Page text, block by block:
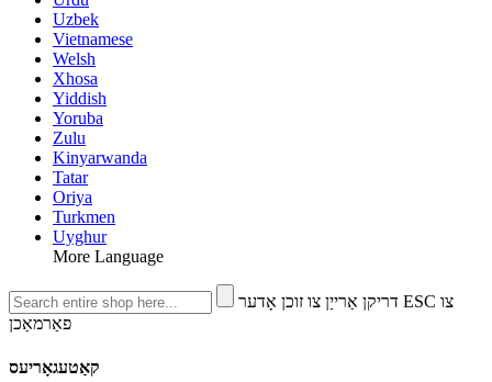
Uzbek
Vietnamese
Welsh
Xhosa
Yiddish
Yoruba
Zulu
Kinyarwanda
Tatar
Oriya
Turkmen
Uyghur
More Language
דריקן אַרייַן צו זוכן אָדער ESC צו
פאַרמאַכן
קאַטעגאָריעס